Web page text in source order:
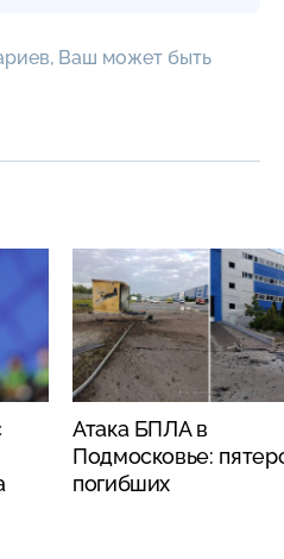
Ваш может быть
Атака БПЛА в
Подмосковье:
погибших